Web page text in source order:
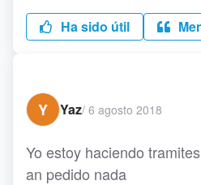
Ha sido útil
Y
Yaz/ 6 agosto 2018
Yo estoy haciendo
an pedido nada